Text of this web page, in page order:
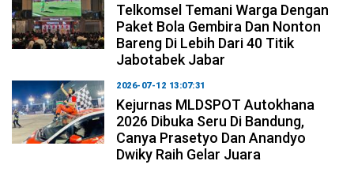
Telkomsel Temani Warga Dengan
Paket Bola Gembira Dan Nonton
Bareng Di Lebih Dari 40 Titik
Jabotabek Jabar
2026-07-12 13:07:31
Kejurnas MLDSPOT Autokhana
2026 Dibuka Seru Di Bandung,
Canya Prasetyo Dan Anandyo
Dwiky Raih Gelar Juara